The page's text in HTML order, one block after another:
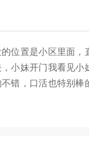
位置是小区里面
小妹开门我看见
错，口活也特别